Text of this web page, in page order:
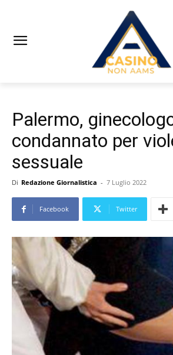
Palermo,
condannato per
sessuale
Di Redazione Giornalistica - 7 Luglio 2022
Facebook Twitter